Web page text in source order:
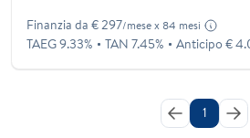
Finanzia da € 297/mese x 84 mesi
TAEG 9.33% TAN 7.45% Anticipo €
1